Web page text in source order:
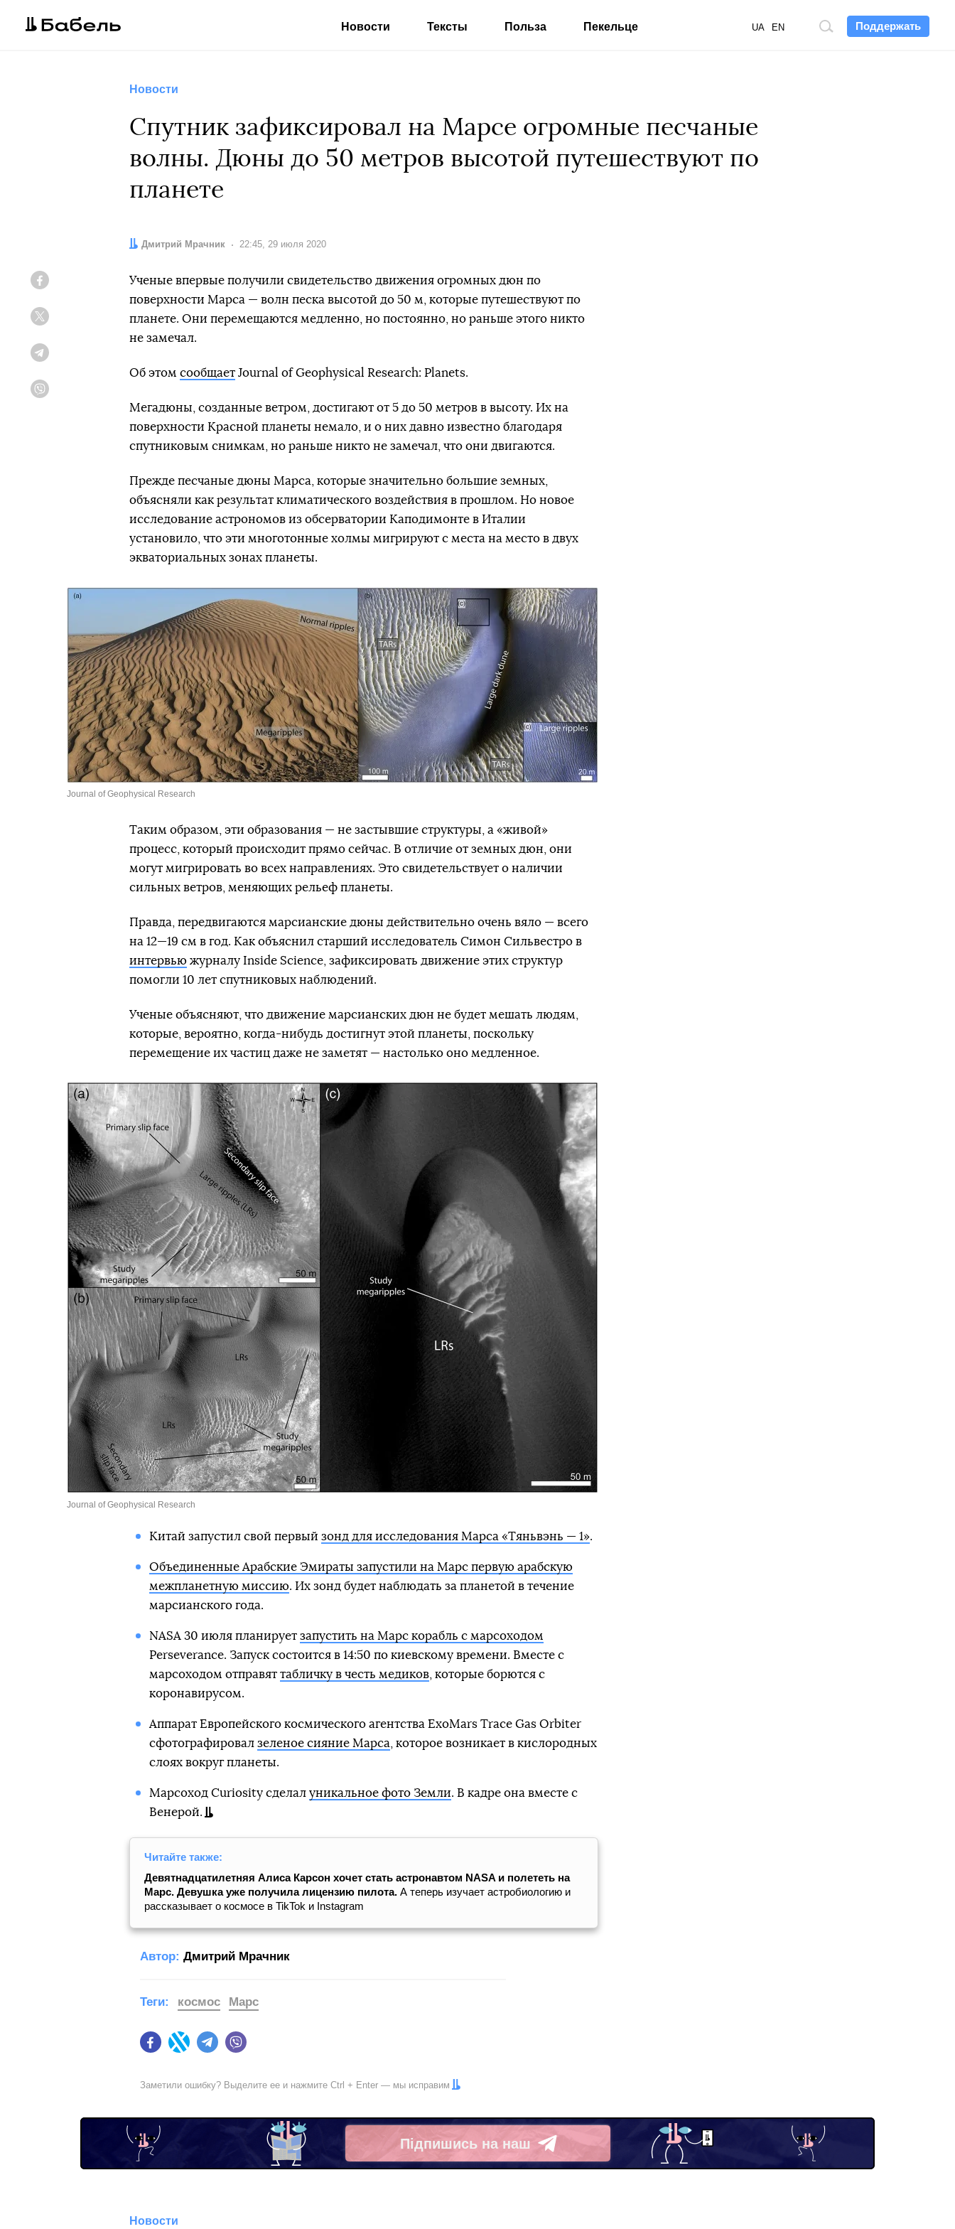
Поддержать
Поиск
UA EN
Новости Тексты Польза Пекельце
Новости
Спутник зафиксировал на Марсе огромные песчаные
волны. Дюны до 50 метров высотой путешествуют по
планете
Автор:
Дмитрий Мрачник Дата:
22:45, 29 июля 2020
Ученые впервые получили свидетельство движения огромных дюн по
поверхности Марса — волн песка высотой до 50 м, которые путешествуют по
планете. Они перемещаются медленно, но постоянно, но раньше этого никто
не замечал.
Об этом сообщает Journal of Geophysical Research: Planets.
Мегадюны, созданные ветром, достигают от 5 до 50 метров в высоту. Их на
поверхности Красной планеты немало, и о них давно известно благодаря
спутниковым снимкам, но раньше никто не замечал, что они двигаются.
Прежде песчаные дюны Марса, которые значительно большие земных,
объясняли как результат климатического воздействия в прошлом. Но новое
исследование астрономов из обсерватории Каподимонте в Италии
установило, что эти многотонные холмы мигрируют с места на место в двух
экваториальных зонах планеты.
Journal of Geophysical Research
Таким образом, эти образования — не застывшие структуры, а «живой»
процесс, который происходит прямо сейчас. В отличие от земных дюн, они
могут мигрировать во всех направлениях. Это свидетельствует о наличии
сильных ветров, меняющих рельеф планеты.
Правда, передвигаются марсианские дюны действительно очень вяло — всего
на 12—19 см в год. Как объяснил старший исследователь Симон Сильвестро в
интервью журналу Inside Science, зафиксировать движение этих структур
помогли 10 лет спутниковых наблюдений.
Ученые объясняют, что движение марсианских дюн не будет мешать людям,
которые, вероятно, когда-нибудь достигнут этой планеты, поскольку
перемещение их частиц даже не заметят — настолько оно медленное.
Journal of Geophysical Research
Китай запустил свой первый зонд для исследования Марса «Тяньвэнь — 1».
Объединенные Арабские Эмираты запустили на Марс первую арабскую
межпланетную миссию. Их зонд будет наблюдать за планетой в течение
марсианского года.
NASA 30 июля планирует запустить на Марс корабль с марсоходом
Perseverance. Запуск состоится в 14:50 по киевскому времени. Вместе с
марсоходом отправят табличку в честь медиков, которые борются с
коронавирусом.
Аппарат Европейского космического агентства ExoMars Trace Gas Orbiter
сфотографировал зеленое сияние Марса, которое возникает в кислородных
слоях вокруг планеты.
Марсоход Curiosity сделал уникальное фото Земли. В кадре она вместе с
Венерой.
Читайте также:
Девятнадцатилетняя Алиса Карсон хочет стать астронавтом NASA и полететь на
Марс. Девушка уже получила лицензию пилота. А теперь изучает астробиологию и
рассказывает о космосе в TikTok и Instagram
Автор: Дмитрий Мрачник
FacebookTwitter Telegram
Теги: космос Марс
Заметили ошибку? Выделите ее и нажмите Ctrl + Enter — мы исправим
Підпишись на наш
Telegram
Новости